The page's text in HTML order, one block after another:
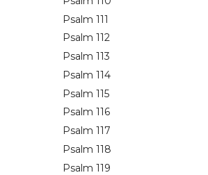
Psalm 111
Psalm 112
Psalm 113
Psalm 114
Psalm 115
Psalm 116
Psalm 117
Psalm 118
Psalm 119